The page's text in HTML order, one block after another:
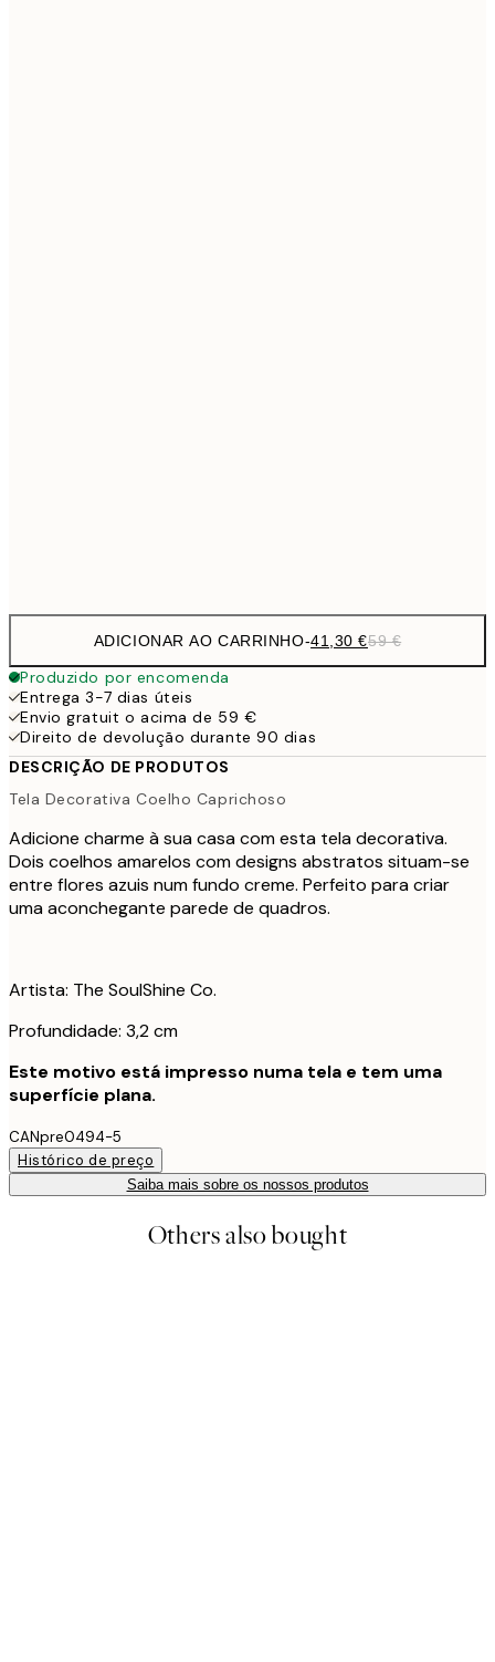
ADICIONAR AO CARRINHO-41,30 €59 €
Produzido por encomenda
Entrega 3-7 dias úteis
Envio gratuit o acima de 59 €
Direito de devolução durante 90 dias
DESCRIÇÃO DE PRODUTOS
Tela Decorativa Coelho Caprichoso
Adicione charme à sua casa com esta tela decorativa.
Dois coelhos amarelos com designs abstratos situam-se
entre flores azuis num fundo creme. Perfeito para criar
uma aconchegante parede de quadros.
Artista: The SoulShine Co.
Profundidade: 3,2 cm
Este motivo está impresso numa tela e tem uma
superfície plana.
CANpre0494-5
Histórico de preço
Saiba mais sobre os nossos produtos
Others also bought